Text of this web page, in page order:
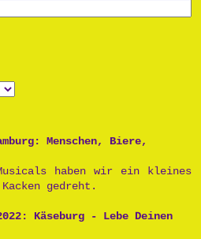
Menschen, Biere,
haben wir ein kleines
gedreht.
Käseburg - Lebe Deinen